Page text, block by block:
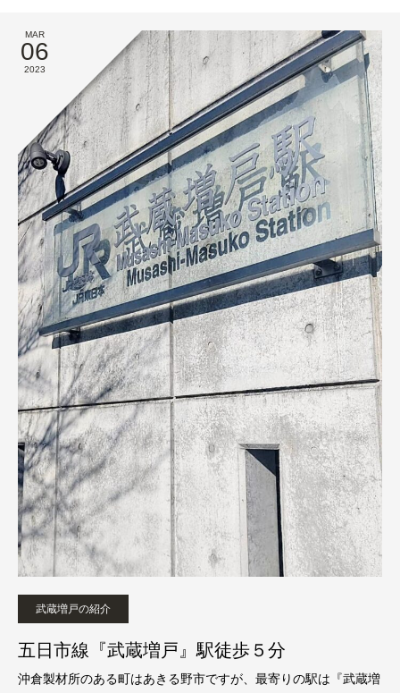
MAR
06
2023
武蔵増戸の紹介
五日市線『武蔵増戸』駅徒歩５分
沖倉製材所のある町はあきる野市ですが、最寄りの駅は『武蔵増